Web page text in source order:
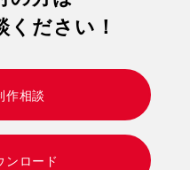
ださい！
作相談
ンロード